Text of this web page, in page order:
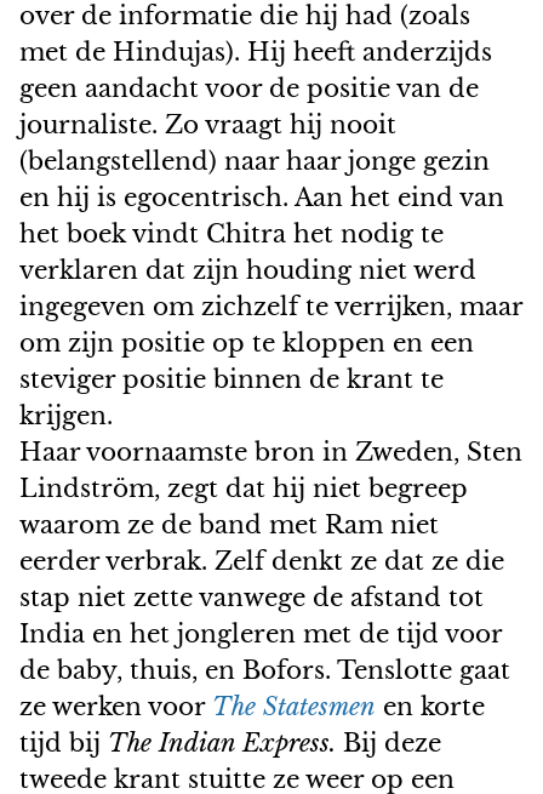
over de informatie die hij had (zoals
met de Hindujas). Hij heeft anderzijds
geen aandacht voor de positie van de
journaliste. Zo vraagt hij nooit
(belangstellend) naar haar jonge gezin
en hij is egocentrisch. Aan het eind van
het boek vindt Chitra het nodig te
verklaren dat zijn houding niet werd
ingegeven om zichzelf te verrijken, maar
om zijn positie op te kloppen en een
steviger positie binnen de krant te
krijgen.
Haar voornaamste bron in Zweden, Sten
Lindström, zegt dat hij niet begreep
waarom ze de band met Ram niet
eerder verbrak. Zelf denkt ze dat ze die
stap niet zette vanwege de afstand tot
India en het jongleren met de tijd voor
de baby, thuis, en Bofors. Tenslotte gaat
ze werken voor The Statesmen en korte
tijd bij The Indian Express. Bij deze
tweede krant stuitte ze weer op een